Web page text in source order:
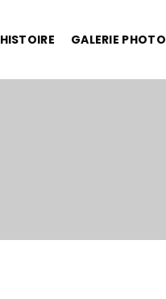
HISTOIRE GALERIE PHOTO